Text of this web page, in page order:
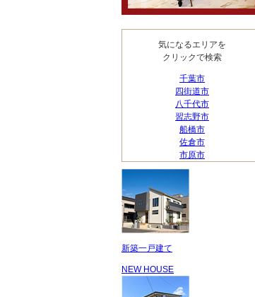
気になるエリアを
クリックで検索
千葉市
四街道市
八千代市
習志野市
船橋市
佐倉市
市原市
新築一戸建て
NEW HOUSE